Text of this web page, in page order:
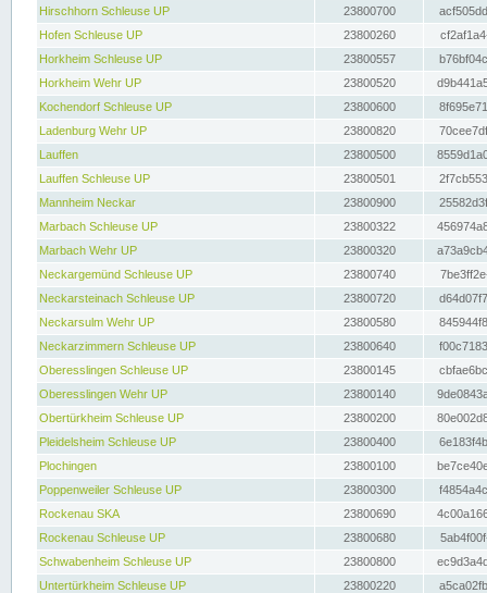
Hirschhorn Schleuse UP
23800700
Hofen Schleuse UP
23800260
Horkheim Schleuse UP
23800557
Horkheim Wehr UP
23800520
Kochendorf Schleuse UP
23800600
Ladenburg Wehr UP
23800820
Lauffen
23800500
Lauffen Schleuse UP
23800501
Mannheim Neckar
23800900
Marbach Schleuse UP
23800322
Marbach Wehr UP
23800320
Neckargemünd Schleuse UP
23800740
Neckarsteinach Schleuse UP
23800720
Neckarsulm Wehr UP
23800580
Neckarzimmern Schleuse UP
23800640
Oberesslingen Schleuse UP
23800145
Oberesslingen Wehr UP
23800140
Obertürkheim Schleuse UP
23800200
Pleidelsheim Schleuse UP
23800400
Plochingen
23800100
Poppenweiler Schleuse UP
23800300
Rockenau SKA
23800690
Rockenau Schleuse UP
23800680
Schwabenheim Schleuse UP
23800800
Untertürkheim Schleuse UP
23800220